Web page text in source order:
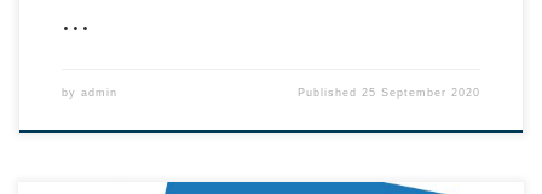
…
by admin Published25 September 2020